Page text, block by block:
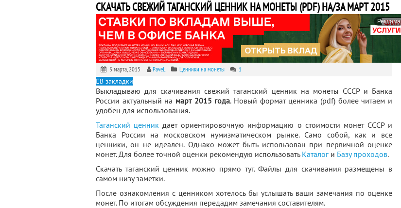
СКАЧАТЬ СВЕЖИЙ ТАГАНСКИЙ ЦЕННИК НА МОНЕТЫ (PDF) НА/ЗА МАРТ 2015
Реклама
3 марта, 2015 PaveL Ценники на монеты 1
В закладки
Выкладываю для скачивания свежий таганский ценник на монеты СССР и Банка
России актуальный на март 2015 года. Новый формат ценника (pdf) более читаем и
удобен для использования.
Таганский ценник дает ориентировочную информацию о стоимости монет СССР и
Банка России на московском нумизматическом рынке. Само собой, как и все
ценники, он не идеален. Однако может быть использован при первичной оценке
монет. Для более точной оценки рекомендую использовать Каталог и Базу проходов.
Скачать таганский ценник можно прямо тут. Файлы для скачивания размещены в
самом низу заметки.
После ознакомления с ценником хотелось бы услышать ваши замечания по оценке
монет. По итогам обсуждения передадим замечания составителям.